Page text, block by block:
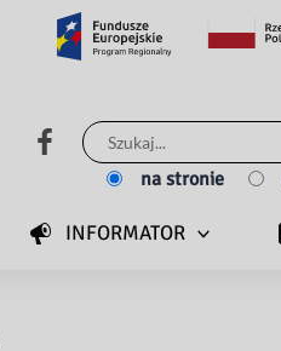
Szukaj
dla:
na stronie
INFORMATOR